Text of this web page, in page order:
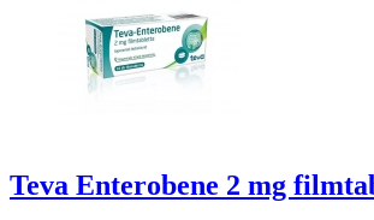
Teva Enterobene 2 mg